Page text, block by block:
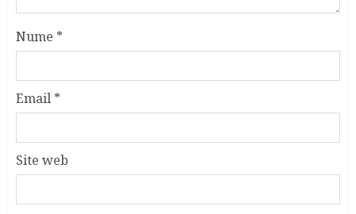
Nume *
Email *
Site web